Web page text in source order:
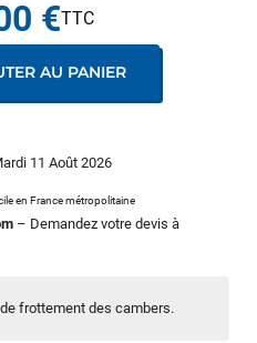
frottement des cambers.
11 Août 2026
en France métropolitaine
– Demandez votre devis à
€
AU PANIER